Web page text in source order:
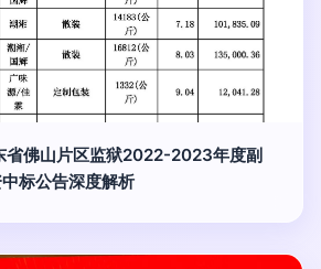
省佛山片区监狱2022-2023年度副
标公告深度解析